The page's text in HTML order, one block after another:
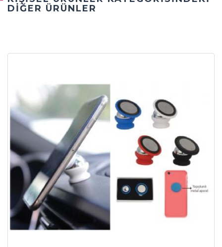
DİĞER ÜRÜNLER